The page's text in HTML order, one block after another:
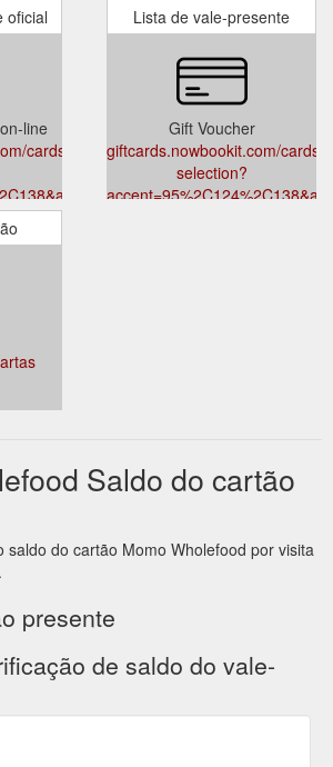
oficial
line
cards/card-
Lista de vale-presente
Gift Voucher
giftcards.nowbookit.com/cards/
selection?
Saldo do cartão
saldo do cartão Momo Wholefood por visita
presente
de saldo do vale-